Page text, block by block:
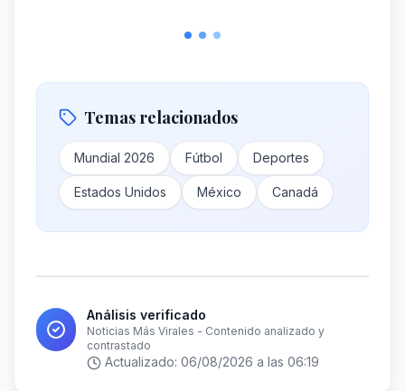
Temas relacionados
Mundial 2026 Fútbol Deportes
Estados Unidos México Canadá
Análisis verificado
Noticias Más Virales - Contenido analizado y
contrastado
Actualizado: 06/08/2026 a las 06:19